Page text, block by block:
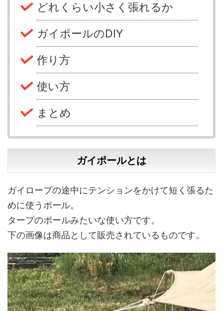
どれくらい小さく張れるか
ガイポールのDIY
作り方
使い方
まとめ
ガイポールとは
ガイロープの途中にテンションをかけて短く張るた
めに使うポール。
タープのポールみたいな使い方です。
下の画像は商品として販売されているものです。